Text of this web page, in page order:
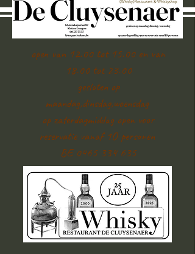
open van 12.00 tot 15.00 en van
18.00 tot 23.00
gesloten op
maandag,dinsdag,woensdag
op zaterdagmiddag open voor
reservatie vanaf 1O personen
BE 0465 334 635